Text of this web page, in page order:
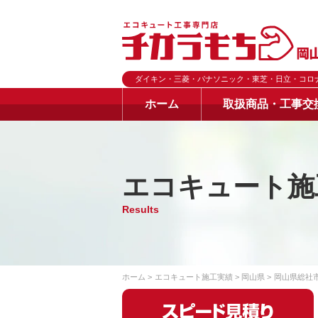
ダイキン・三菱・パナソニック・東芝・日立・コロ
ホーム 取扱商品・工事交
エコキュート
Results
ホーム エコキュート施工実績 岡山県 岡山県総社